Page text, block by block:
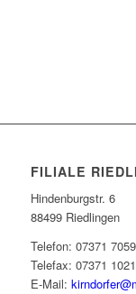
FILIALE
Hindenburgstr. 6
88499 Riedlingen
Telefon: 07371 7059
Telefax: 07371
E-Mail: